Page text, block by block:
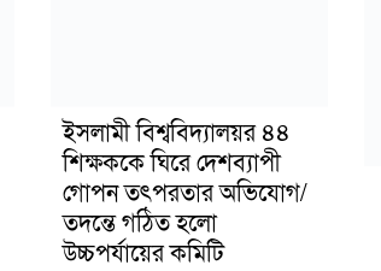
ইসলামী বিশ্ববিদ্যালয়র ৪৪
শিক্ষককে ঘিরে দেশব্যাপী
গোপন তৎপরতার অভিযোগ/
তদন্তে গঠিত হলো
উচ্চপর্যায়ের কমিটি